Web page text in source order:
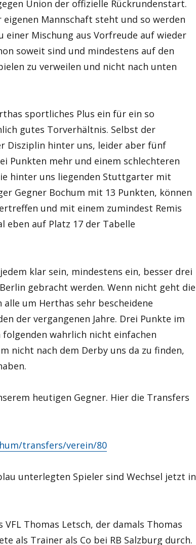
Union der offizielle Rückrundenstart.
Mannschaft steht und so werden
einer Mischung aus Vorfreude auf wieder
soweit sind und mindestens auf den
zu verweilen und nicht nach unten
sportliches Plus ein für ein so
gutes Torverhältnis. Selbst der
Disziplin hinter uns, leider aber fünf
Punkten mehr und einem schlechteren
hinter uns liegenden Stuttgarter mit
Gegner Bochum mit 13 Punkten, können
und mit einem zumindest Remis
eben auf Platz 17 der Tabelle
klar sein, mindestens ein, besser drei
gebracht werden. Wenn nicht geht die
um Herthas sehr bescheidene
der vergangenen Jahre. Drei Punkte im
wahrlich nicht einfachen
nicht nach dem Derby uns da zu finden,
heutigen Gegner. Hier die Transfers
transfers/verein/80
unterlegten Spieler sind Wechsel jetzt in
Thomas Letsch, der damals Thomas
als Trainer als Co bei RB Salzburg durch.